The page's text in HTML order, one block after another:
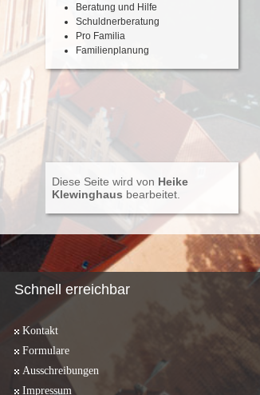
Beratung und Hilfe
Schuldnerberatung
Pro Familia
Familienplanung
Diese Seite wird von Heike
Klewinghaus bearbeitet.
Schnell erreichbar
Kontakt
Formulare
Ausschreibungen
Impressum